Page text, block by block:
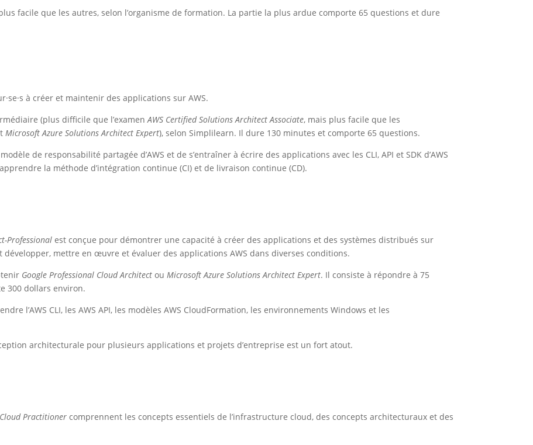
facile que les autres, selon l’organisme de formation. La partie la plus ardue comporte 65 questions et dure
à créer et maintenir des applications sur AWS.
(plus difficile que l’examenAWS Certified Solutions Architect Associate, mais plus facile que les
Microsoft Azure Solutions Architect Expert), selon Simplilearn. Il dure 130 minutes et comporte 65 questions.
de responsabilité partagée d’AWS et de s’entraîner à écrire des applications avec les CLI, API et SDK d’AWS
la méthode d’intégration continue (CI) et de livraison continue (CD).
Professional est conçue pour démontrer une capacité à créer des applications et des systèmes distribués sur
mettre en œuvre et évaluer des applications AWS dans diverses conditions.
Google Professional Cloud Architect ou Microsoft Azure Solutions Architect Expert. Il consiste à répondre à 75
300 dollars environ.
l’AWS CLI, les AWS API, les modèles AWS CloudFormation, les environnements Windows et les
architecturale pour plusieurs applications et projets d’entreprise est un fort atout.
Practitioner comprennent les concepts essentiels de l’infrastructure cloud, des concepts architecturaux et des